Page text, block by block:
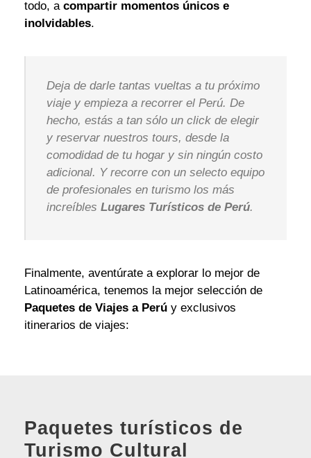
todo, a compartir momentos únicos e
inolvidables.
Deja de darle tantas vueltas a tu próximo
viaje y empieza a recorrer el Perú. De
hecho, estás a tan sólo un click de elegir
y reservar nuestros tours, desde la
comodidad de tu hogar y sin ningún costo
adicional. Y recorre con un selecto equipo
de profesionales en turismo los más
increíbles Lugares Turísticos de Perú.
Finalmente, aventúrate a explorar lo mejor de
Latinoamérica, tenemos la mejor selección de
Paquetes de Viajes a Perú y exclusivos
itinerarios de viajes:
Paquetes turísticos de
Turismo Cultural